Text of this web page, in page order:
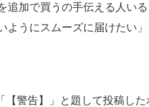
追加で買うの手伝える人い
ようにスムーズに届けたい」
警告】」と題して投稿し